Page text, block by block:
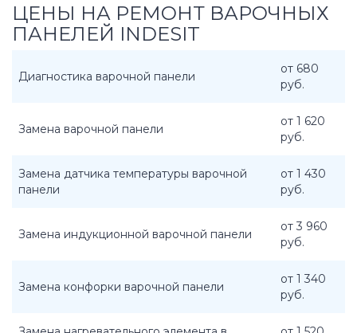
ЦЕНЫ НА РЕМОНТ ВАРОЧНЫХ
ПАНЕЛЕЙ INDESIT
Диагностика варочной панели
от 680
руб.
Замена варочной панели
от 1 620
руб.
Замена датчика температуры варочной
панели
от 1 430
руб.
Замена индукционной варочной панели
от 3 960
руб.
Замена конфорки варочной панели
от 1 340
руб.